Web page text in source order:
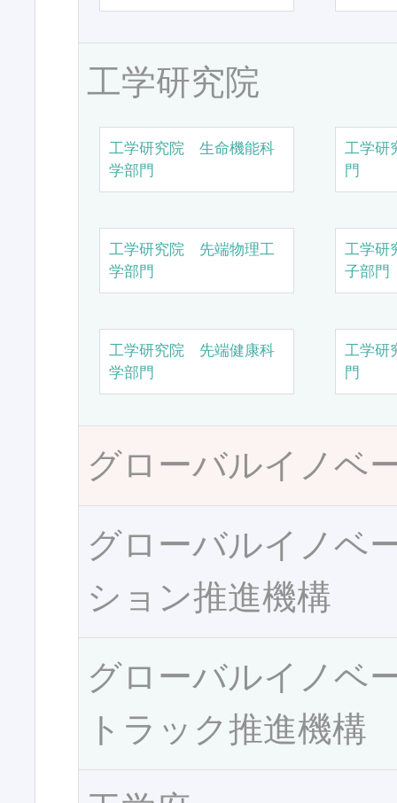
工学研究院
工学研究院 生命機能科
学部門
工学研
門
工学研究院 先端物理工
学部門
工学研
子部門
工学研究院 先端健康科
学部門
工学研
門
グローバルイノベ
グローバルイノベ
ション推進機構
グローバルイノベ
トラック推進機構